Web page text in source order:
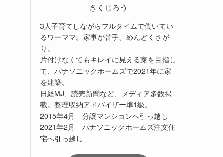
きくじろう
3人子育てしながらフルタイムで働いてい
るワーママ。家事が苦手、めんどくさが
り。
片付けなくてもキレイに見える家を目指し
て、パナソニックホームズで2021年に家
を建築。
日経MJ、読売新聞など、メディア多数掲
載。整理収納アドバイザー準1級。
2015年4月 分譲マンションへ引っ越し
2021年2月 パナソニックホームズ注文住
宅へ引っ越し